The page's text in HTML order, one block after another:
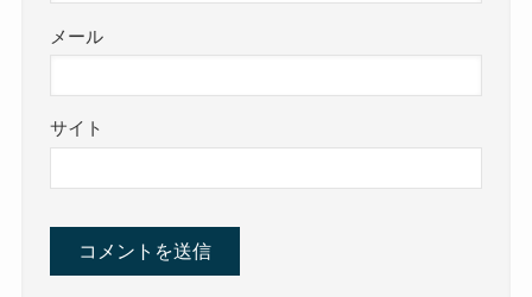
メール
サイト